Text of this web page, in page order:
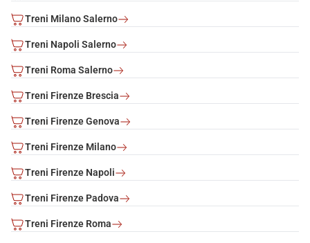
Treni Milano Salerno
Treni Napoli Salerno
Treni Roma Salerno
Treni Firenze Brescia
Treni Firenze Genova
Treni Firenze Milano
Treni Firenze Napoli
Treni Firenze Padova
Treni Firenze Roma